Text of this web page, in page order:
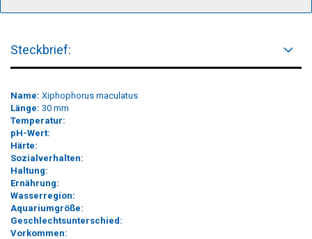
Steckbrief:
Name: Xiphophorus maculatus
Länge: 30 mm
Temperatur:
pH-Wert:
Härte:
Sozialverhalten:
Haltung:
Ernährung:
Wasserregion:
Aquariumgröße:
Geschlechtsunterschied:
Vorkommen: